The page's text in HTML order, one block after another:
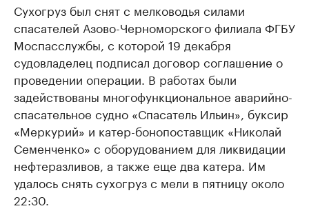
Сухогруз был снят с мелководья силами
спасателей Азово-Черноморского филиала ФГБУ
Моспасслужбы, с которой 19 декабря
судовладелец подписал договор соглашение о
проведении операции. В работах были
задействованы многофункциональное аварийно-
спасательное судно «Спасатель Ильин», буксир
«Меркурий» и катер-бонопоставщик «Николай
Семенченко» с оборудованием для ликвидации
нефтеразливов, а также еще два катера. Им
удалось снять сухогруз с мели в пятницу около
22:30.